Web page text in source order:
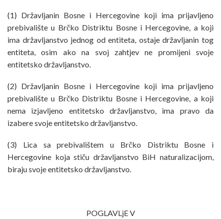
(1) Državljanin Bosne i Hercegovine koji ima prijavljeno
prebivalište u Brčko Distriktu Bosne i Hercegovine, a koji
ima državljanstvo jednog od entiteta, ostaje državljanin tog
entiteta, osim ako na svoj zahtjev ne promijeni svoje
entitetsko državljanstvo.
(2) Državljanin Bosne i Hercegovine koji ima prijavljeno
prebivalište u Brčko Distriktu Bosne i Hercegovine, a koji
nema izjavljeno entitetsko državljanstvo, ima pravo da
izabere svoje entitetsko državljanstvo.
(3) Lica sa prebivalištem u Brčko Distriktu Bosne i
Hercegovine koja stiču državljanstvo BiH naturalizacijom,
biraju svoje entitetsko državljanstvo.
POGLAVLjE V